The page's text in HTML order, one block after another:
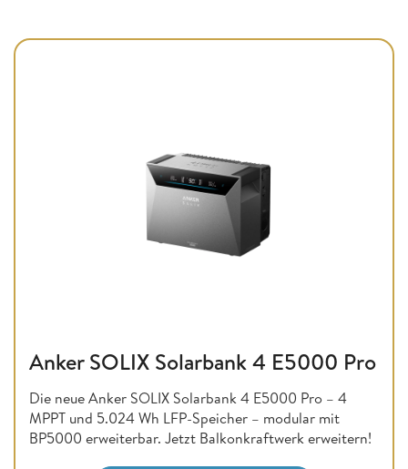
Anker SOLIX Solarbank 4 E5000 Pro
Die neue Anker SOLIX Solarbank 4 E5000 Pro – 4
MPPT und 5.024 Wh LFP-Speicher – modular mit
BP5000 erweiterbar. Jetzt Balkonkraftwerk erweitern!